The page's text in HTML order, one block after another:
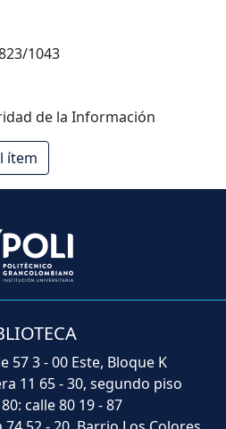
1043
de la Información
ítem
57 3 - 00 Este, Bloque K
11 65 - 30, segundo piso
calle 80 19 - 87